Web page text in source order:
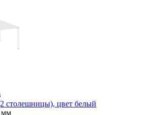
столешницы), цвет белый
мм